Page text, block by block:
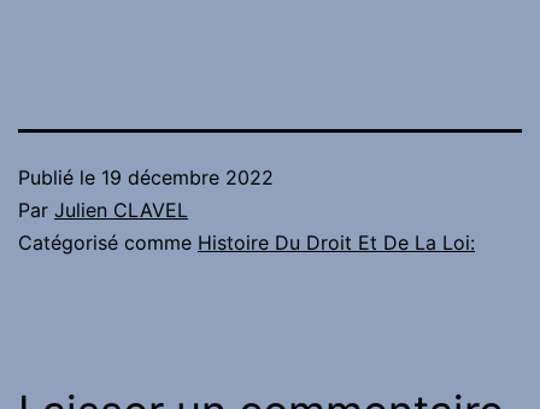
Publié le 19 décembre 2022
Par Julien CLAVEL
Catégorisé comme Histoire Du Droit Et De La Loi: